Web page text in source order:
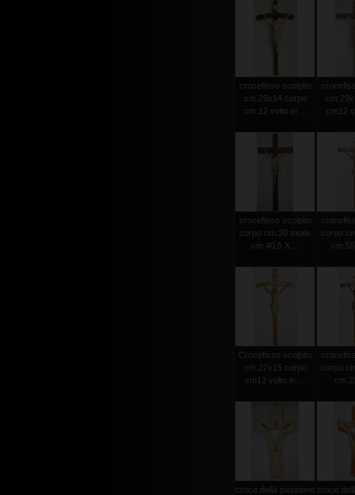
crocefisso scolpito
cm.29x14 corpo
cm.12 volto in ...
cm12
crocefisso scolpito
corpo cm.20 totale
cm.40,5 X ...
corpo
Crocefisso scolpito
cm.27x15 corpo
cm12 volto in ...
corpo
croce della passione
croce